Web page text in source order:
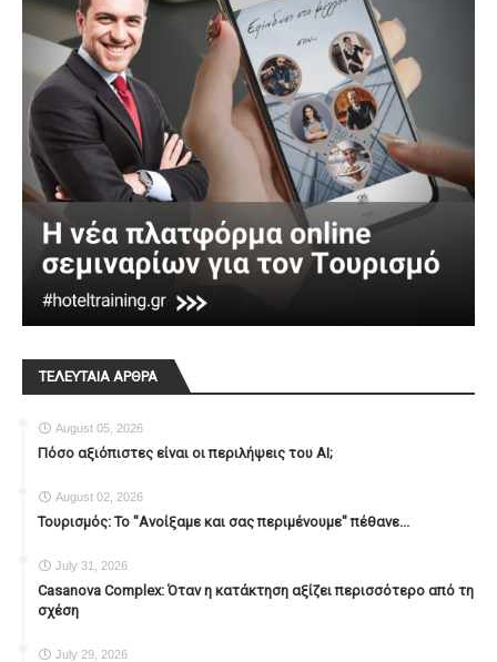
ΤΕΛΕΥΤΑΙΑ ΑΡΘΡΑ
August 05, 2026
Πόσο αξιόπιστες είναι οι περιλήψεις του ΑΙ;
August 02, 2026
Τουρισμός: Το "Ανοίξαμε και σας περιμένουμε" πέθανε...
July 31, 2026
Casanova Complex: Όταν η κατάκτηση αξίζει περισσότερο από τη
σχέση
July 29, 2026